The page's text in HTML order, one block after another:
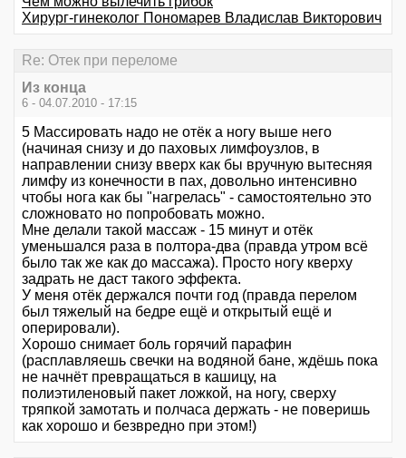
Хирург-гинеколог Пономарев Владислав Викторович
Re: Отек при переломе
Из конца
6 - 04.07.2010 - 17:15
5 Массировать надо не отёк а ногу выше него
(начиная снизу и до паховых лимфоузлов, в
направлении снизу вверх как бы вручную вытесняя
лимфу из конечности в пах, довольно интенсивно
чтобы нога как бы "нагрелась" - самостоятельно это
сложновато но попробовать можно.
Мне делали такой массаж - 15 минут и отёк
уменьшался раза в полтора-два (правда утром всё
было так же как до массажа). Просто ногу кверху
задрать не даст такого эффекта.
У меня отёк держался почти год (правда перелом
был тяжелый на бедре ещё и открытый ещё и
оперировали).
Хорошо снимает боль горячий парафин
(расплавляешь свечки на водяной бане, ждёшь пока
не начнёт превращаться в кашицу, на
полиэтиленовый пакет ложкой, на ногу, сверху
тряпкой замотать и полчаса держать - не поверишь
как хорошо и безвредно при этом!)